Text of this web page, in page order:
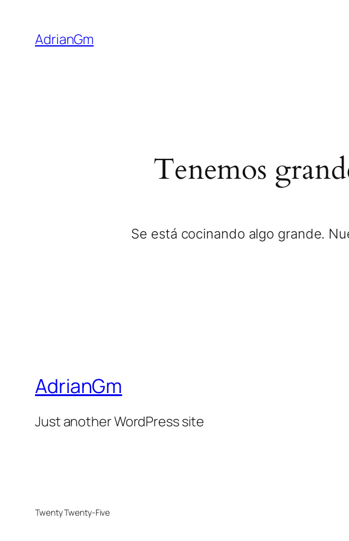
AdrianGm
Tenemos
Se está cocinando algo grande.
AdrianGm
Just another WordPress site
Twenty Twenty-Five